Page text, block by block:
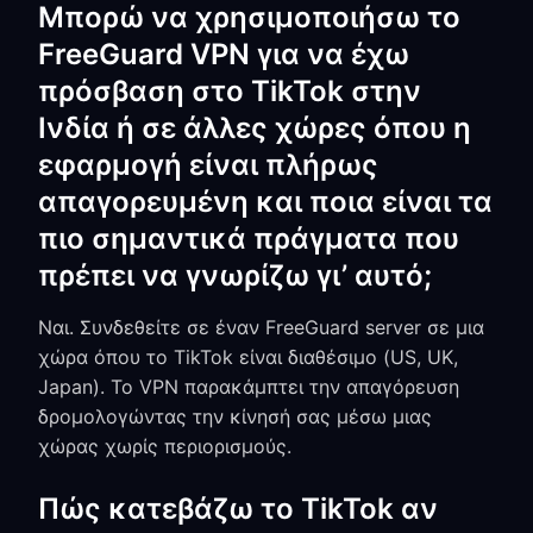
Μπορώ να χρησιμοποιήσω το
FreeGuard VPN για να έχω
πρόσβαση στο TikTok στην
Ινδία ή σε άλλες χώρες όπου η
εφαρμογή είναι πλήρως
απαγορευμένη και ποια είναι τα
πιο σημαντικά πράγματα που
πρέπει να γνωρίζω γι’ αυτό;
Ναι. Συνδεθείτε σε έναν FreeGuard server σε μια
χώρα όπου το TikTok είναι διαθέσιμο (US, UK,
Japan). Το VPN παρακάμπτει την απαγόρευση
δρομολογώντας την κίνησή σας μέσω μιας
χώρας χωρίς περιορισμούς.
Πώς κατεβάζω το TikTok αν